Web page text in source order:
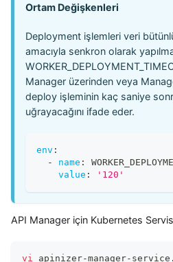
Ortam Değişkenleri
Deployment işlemleri veri
amacıyla senkron olarak
Manager üzerinden veya
deploy işleminin kaç saniye
uğrayacağını ifade eder.
env :
-
name :
value : '120'
API Manager için Kubernetes
vi apinizer-manager-